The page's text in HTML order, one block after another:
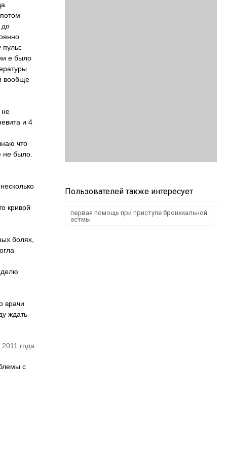
до
пульс
е было
вообще
не
и 4
что
не было.
кривой
болях,
врачи
ждать
года
с
Пользователей также интересует
первая помощь при приступе бронхиальной
астмы